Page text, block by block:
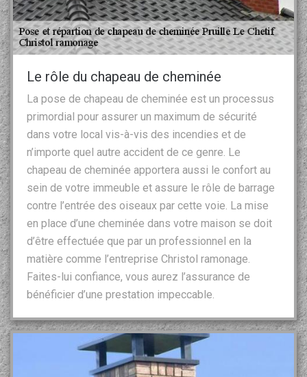
Le rôle du chapeau de cheminée
La pose de chapeau de cheminée est un processus
primordial pour assurer un maximum de sécurité
dans votre local vis-à-vis des incendies et de
n’importe quel autre accident de ce genre. Le
chapeau de cheminée apportera aussi le confort au
sein de votre immeuble et assure le rôle de barrage
contre l’entrée des oiseaux par cette voie. La mise
en place d’une cheminée dans votre maison se doit
d’être effectuée que par un professionnel en la
matière comme l’entreprise Christol ramonage.
Faites-lui confiance, vous aurez l’assurance de
bénéficier d’une prestation impeccable.